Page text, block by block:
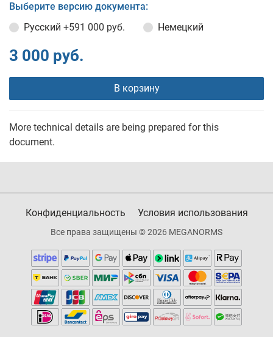
Выберите версию документа:
Русский +591 000 руб. Немецкий
3 000 руб.
В корзину
More technical details are being prepared for this
document.
Конфиденциальность Условия использования
Все права защищены © 2026 MEGANORMS